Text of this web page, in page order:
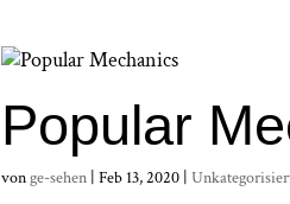
Popular
vonge-sehen |Feb 13, 2020 |